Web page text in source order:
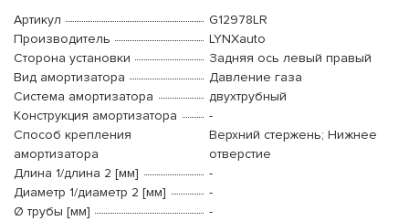
Артикул
G12978LR
Производитель
LYNXauto
Сторона установки
Задняя ось левый правый
Вид амортизатора
Давление газа
Система амортизатора
двухтрубный
Конструкция амортизатора
-
Способ крепления
амортизатора
Верхний стержень; Нижнее
отверстие
Длина 1/длина 2 [мм]
-
Диаметр 1/диаметр 2 [мм]
-
Ø трубы [мм]
-